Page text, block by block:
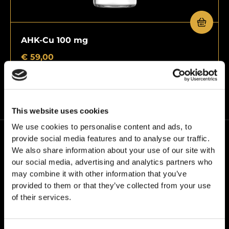
This website uses cookies
We use cookies to personalise content and ads, to
provide social media features and to analyse our traffic.
We also share information about your use of our site with
our social media, advertising and analytics partners who
may combine it with other information that you’ve
provided to them or that they’ve collected from your use
of their services.
AHK-Cu 100 mg
€ 59,00
W24PEPTIDES działamy pod własną marką – Grail
kompromisów.